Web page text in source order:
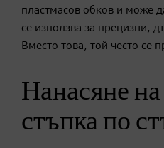
пластмасов обков и може
се използва за прецизни,
Вместо това, той често се
Нанасяне
стъпка по